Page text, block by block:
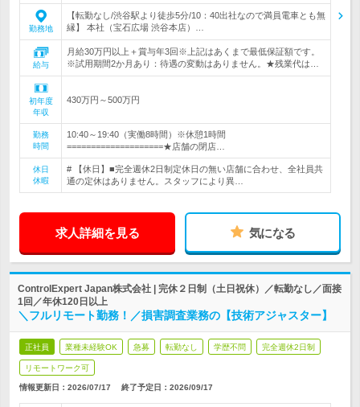
勤務地
【転勤なし/渋谷駅より徒歩5分/10：40出社なので満員電車とも無
縁】 本社（宝石広場 渋谷本店）…
給与
月給30万円以上＋賞与年3回※上記はあくまで最低保証額です。
※試用期間2か月あり：待遇の変動はありません。★残業代は…
初年度
年収
430万円～500万円
勤務
時間
10:40～19:40（実働8時間）※休憩1時間
====================★店舗の閉店…
休日
休暇
# 【休日】■完全週休2日制定休日の無い店舗に合わせ、全社員共
通の定休はありません。スタッフにより異…
求人詳細を見る 気になる
ControlExpert Japan株式会社 | 完休２日制（土日祝休）／転勤なし／面接
1回／年休120日以上
＼フルリモート勤務！／損害調査業務の【技術アジャスター】
正社員 業種未経験OK 急募 転勤なし 学歴不問 完全週休2日制
リモートワーク可
情報更新日：2026/07/17 終了予定日： 2026/09/17